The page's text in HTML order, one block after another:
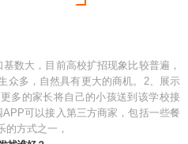
数大，目前高校扩招现象比较普遍，
众多，自然具有更大的商机。2、展示
多的家长将自己的小孩送到该学校接
可以接入第三方商家，包括一些餐
的方式之一，